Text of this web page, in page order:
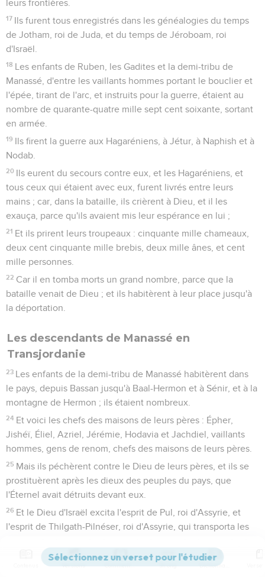
leurs frontières.
17 Ils furent tous enregistrés dans les généalogies du temps
de Jotham, roi de Juda, et du temps de Jéroboam, roi
d'Israël.
18 Les enfants de Ruben, les Gadites et la demi-tribu de
Manassé, d'entre les vaillants hommes portant le bouclier et
l'épée, tirant de l'arc, et instruits pour la guerre, étaient au
nombre de quarante-quatre mille sept cent soixante, sortant
en armée.
19 Ils firent la guerre aux Hagaréniens, à Jétur, à Naphish et à
Nodab.
20 Ils eurent du secours contre eux, et les Hagaréniens, et
tous ceux qui étaient avec eux, furent livrés entre leurs
mains ; car, dans la bataille, ils crièrent à Dieu, et il les
exauça, parce qu'ils avaient mis leur espérance en lui ;
21 Et ils prirent leurs troupeaux : cinquante mille chameaux,
deux cent cinquante mille brebis, deux mille ânes, et cent
mille personnes.
22 Car il en tomba morts un grand nombre, parce que la
bataille venait de Dieu ; et ils habitèrent à leur place jusqu'à
la déportation.
Les descendants de Manassé en
Transjordanie
23 Les enfants de la demi-tribu de Manassé habitèrent dans
le pays, depuis Bassan jusqu'à Baal-Hermon et à Sénir, et à la
montagne de Hermon ; ils étaient nombreux.
24 Et voici les chefs des maisons de leurs pères : Épher,
Jishéï, Éliel, Azriel, Jérémie, Hodavia et Jachdiel, vaillants
hommes, gens de renom, chefs des maisons de leurs pères.
25 Mais ils péchèrent contre le Dieu de leurs pères, et ils se
prostituèrent après les dieux des peuples du pays, que
l'Éternel avait détruits devant eux.
26 Et le Dieu d'Israël excita l'esprit de Pul, roi d'Assyrie, et
l'esprit de Thilgath-Pilnéser, roi d'Assyrie, qui transporta les
emmena à Chalach, à Chabor, à Hara, et au fleuve de Gozan,
où ils sont demeurés jusqu'à ce jour.
Versions Commentaires Strong